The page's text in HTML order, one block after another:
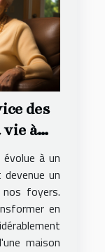
des
à
à un
un
foyers.
en
maison